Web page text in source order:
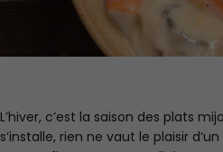
L’hiver, c’est la saison des plats
s’installe, rien ne vaut le plaisir